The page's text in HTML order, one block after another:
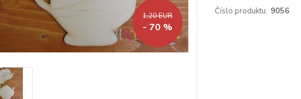
1,20 EUR
- 70 %
Číslo produktu: 9056